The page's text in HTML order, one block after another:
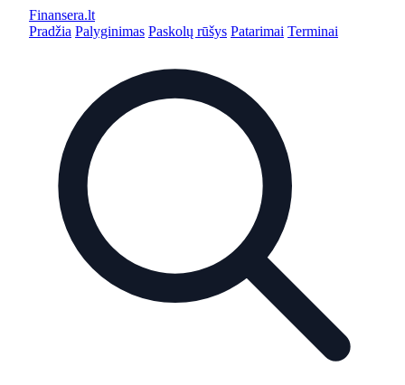
Finansera.lt
Pradžia Palyginimas Paskolų rūšys Patarimai Terminai